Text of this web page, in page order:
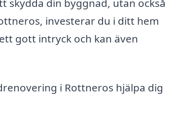
skydda din byggnad, utan också
investerar du i ditt hem
gott intryck och kan även
i Rottneros hjälpa dig